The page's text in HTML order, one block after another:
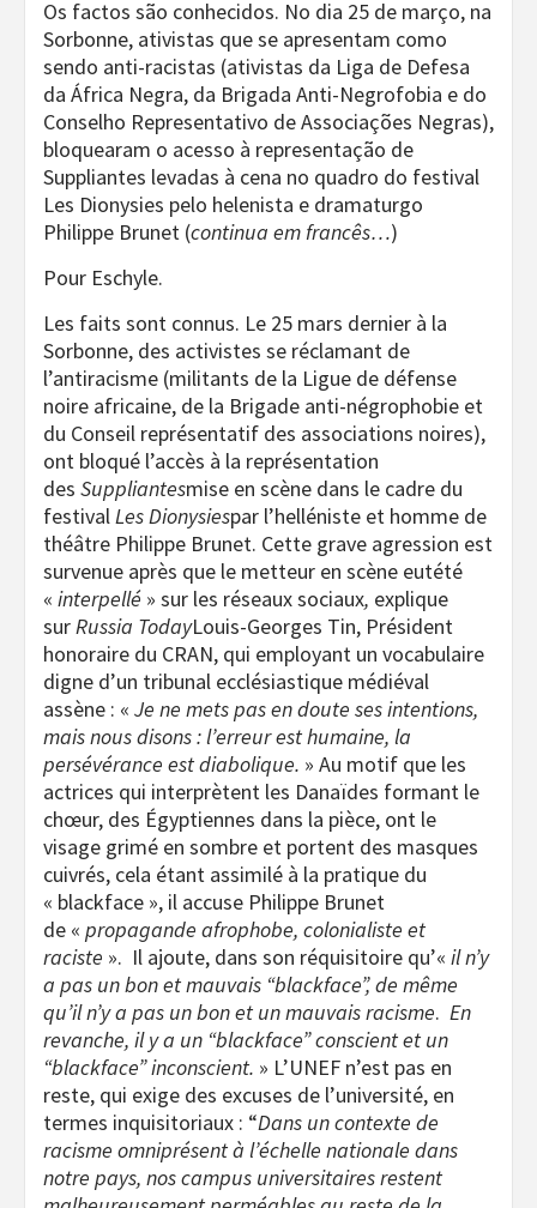
Os factos são conhecidos. No dia 25 de março, na
Sorbonne, ativistas que se apresentam como
sendo anti-racistas (ativistas da Liga de Defesa
da África Negra, da Brigada Anti-Negrofobia e do
Conselho Representativo de Associações Negras),
bloquearam o acesso à representação de
Suppliantes levadas à cena no quadro do festival
Les Dionysies pelo helenista e dramaturgo
Philippe Brunet (continua em francês…)
Pour Eschyle.
Les faits sont connus. Le 25 mars dernier à la
Sorbonne, des activistes se réclamant de
l’antiracisme (militants de la Ligue de défense
noire africaine, de la Brigade anti-négrophobie et
du Conseil représentatif des associations noires),
ont bloqué l’accès à la représentation
des Suppliantesmise en scène dans le cadre du
festivalLes Dionysiespar l’helléniste et homme de
théâtre Philippe Brunet. Cette grave agression est
survenue après que le metteur en scène eutété
« interpellé » sur les réseaux sociaux, explique
surRussia TodayLouis-Georges Tin, Président
honoraire du CRAN, qui employant un vocabulaire
digne d’un tribunal ecclésiastique médiéval
assène : « Je ne mets pas en doute ses intentions,
mais nous disons : l’erreur est humaine, la
persévérance est diabolique. » Au motif que les
actrices qui interprètent les Danaïdes formant le
chœur, des Égyptiennes dans la pièce, ont le
visage grimé en sombre et portent des masques
cuivrés, cela étant assimilé à la pratique du
« blackface », il accuse Philippe Brunet
de « propagande afrophobe, colonialiste et
raciste ». Il ajoute, dans son réquisitoire qu’« il n’y
a pas un bon et mauvais “blackface”, de même
qu’il n’y a pas un bon et un mauvais racisme. En
revanche, il y a un “blackface” conscient et un
“blackface” inconscient. » L’UNEF n’est pas en
reste, qui exige des excuses de l’université, en
termes inquisitoriaux : “Dans un contexte de
racisme omniprésent à l’échelle nationale dans
notre pays, nos campus universitaires restent